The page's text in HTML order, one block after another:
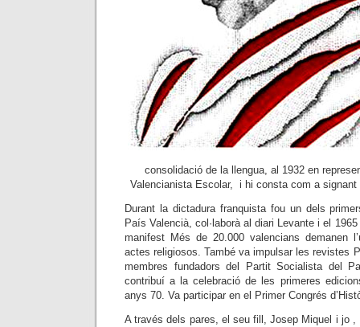
consolidació de la llengua, al 1932 en
Valencianista Escolar, i hi consta com a
Durant la dictadura franquista fou un dels
País Valencià, col·laborà al diari Levante i el
manifest Més de 20.000 valencians demanen
actes religiosos. També va impulsar les revistes
membres fundadors del Partit Socialista del
contribuí a la celebració de les primeres
anys 70. Va participar en el Primer Congrés
A través dels pares, el seu fill, Josep Miquel i jo